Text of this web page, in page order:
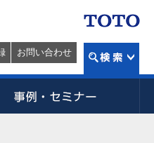
お問い合わせ